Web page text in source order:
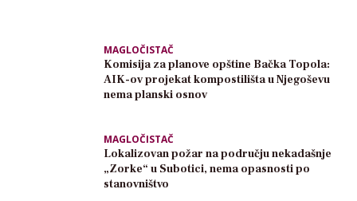
MAGLOČISTAČ
Komisija za planove opštine Bačka Topola:
AIK-ov projekat kompostilišta u Njegoševu
nema planski osnov
MAGLOČISTAČ
Lokalizovan požar na području nekadašnje
„Zorke“ u Subotici, nema opasnosti po
stanovništvo